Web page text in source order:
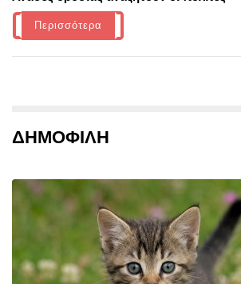
Περισσότερα
ΔΗΜΟΦΙΛΗ